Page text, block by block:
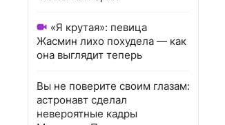
«Я крутая»: певица
Жасмин лихо похудела — как
она выглядит теперь
Вы не поверите своим глазам:
астронавт сделал
невероятные кадры